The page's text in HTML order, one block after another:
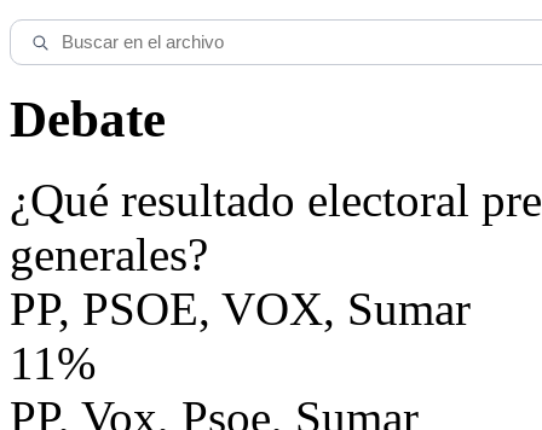
Debate
¿Qué resultado electoral
generales?
PP, PSOE, VOX, Sumar
11%
PP, Vox, Psoe, Sumar